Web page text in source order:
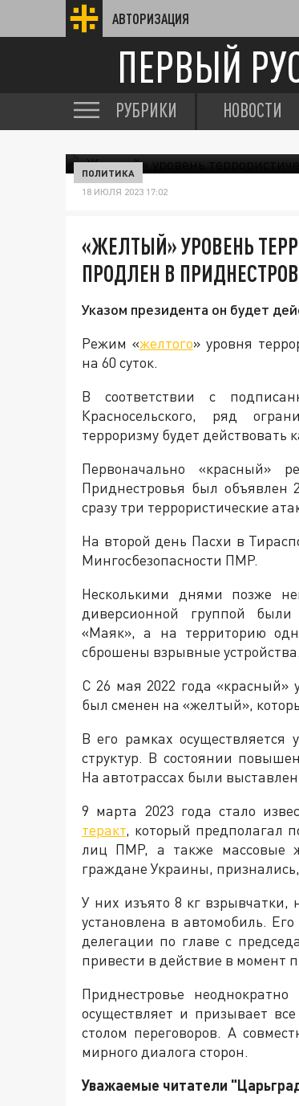
АВТОРИЗАЦИЯ
ПЕРВЫЙ
РУБРИКИ НОВОСТИ
ПОЛИТИКА
18 ИЮЛЯ 2023 17:02
«ЖЕЛТЫЙ» УРОВЕНЬ
ПРОДЛЕН В
Указом президента он будет
Режим «желтого» уровня
на 60 суток.
В соответствии с
Красносельского, ряд
терроризму будет действовать
Первоначально «красный»
Приднестровья был объявлен
сразу три террористические
На второй день Пасхи в
Мингосбезопасности ПМР.
Несколькими днями позже
диверсионной группой
«Маяк», а на территорию
сброшены взрывные устройства.
С 26 мая 2022 года «красный»
был сменен на «желтый»,
В его рамках
структур. В состоянии
На автотрассах были
9 марта 2023 года стало
теракт, который предполагал
лиц ПМР, а также массовые
граждане Украины,
У них изъято 8 кг
установлена в автомобиль.
делегации по главе с
привести в действие в момент
Приднестровье
осуществляет и призывает
столом переговоров. А
мирного диалога сторон.
Уважаемые читатели